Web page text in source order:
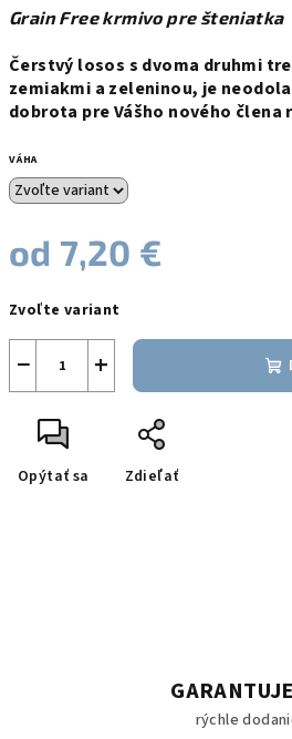
Grain Free krmivo pre šteniatka
Čerstvý losos s dvoma druhmi
zemiakmi a zeleninou, je
dobrota pre Vášho nového člena
VÁHA
od 7,20 €
cena:
Zvoľte variant
+
−
Opýtať sa Zdieľať
rýchle